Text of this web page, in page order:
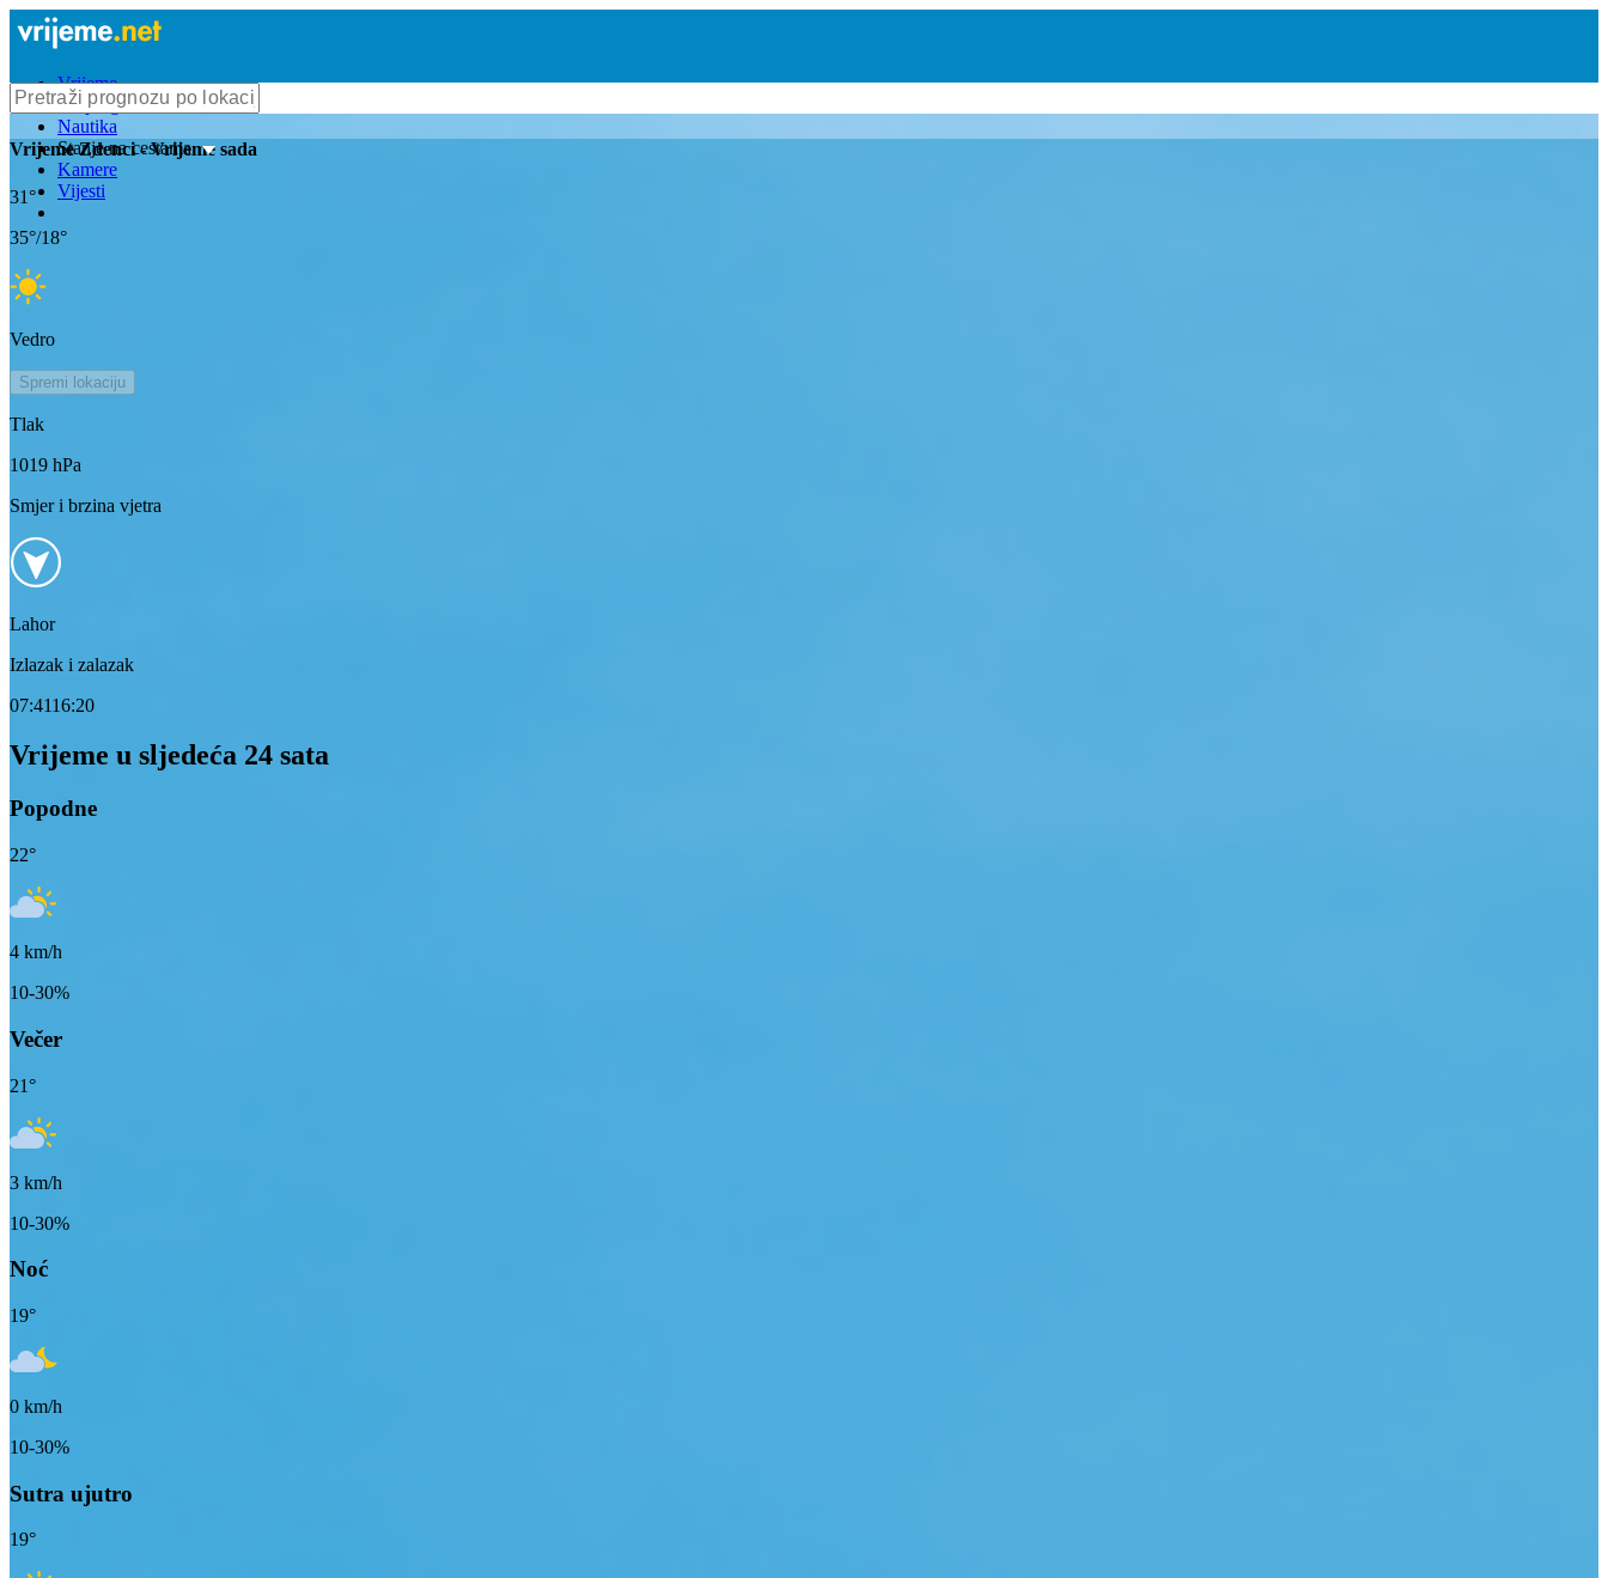
Vrijeme
Bioprognoza
Nautika
Stanje na cestama
Kamere
Vijesti
VrijemeZdenci- Vrijeme sada
31°
35°/18°
Vedro
Spremi lokaciju
Tlak
1019 hPa
Smjer i brzina vjetra
Lahor
Izlazak i zalazak
07:4116:20
Vrijeme u sljedeća 24 sata
Popodne
22°
4 km/h
10-30%
Večer
21°
3 km/h
10-30%
Noć
19°
0 km/h
10-30%
Sutra ujutro
19°